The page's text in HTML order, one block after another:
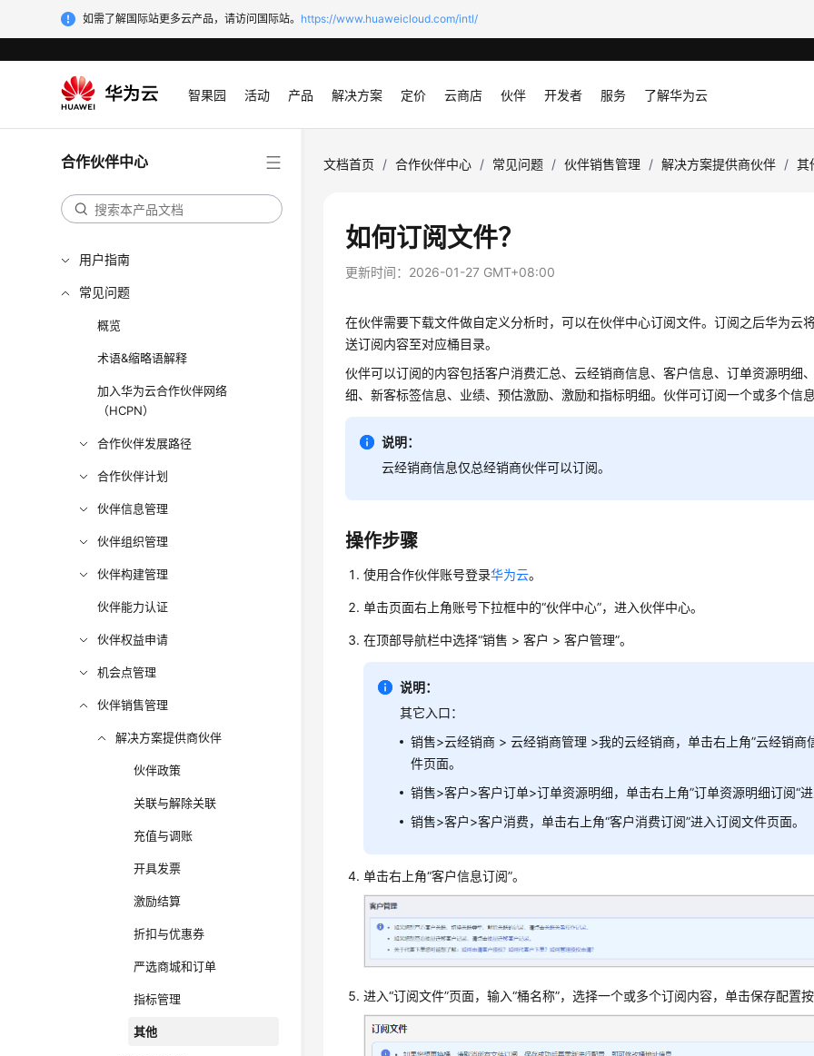
如需了解国际站更多云产品，请访问国际站。 https://www.huaweicloud.com/intl/
智果园 活动 产品 解决方案 定价 云商店 伙伴 开发者 服务 了解华为云
合作伙伴中心
用户指南
常见问题
概览
术语&缩略语解释
加入华为云合作伙伴网络
（HCPN）
合作伙伴发展路径
合作伙伴计划
伙伴信息管理
伙伴组织管理
伙伴构建管理
伙伴能力认证
伙伴权益申请
机会点管理
伙伴销售管理
解决方案提供商伙伴
伙伴政策
关联与解除关联
充值与调账
开具发票
激励结算
折扣与优惠券
严选商城和订单
指标管理
其他
文档首页 / 合作伙伴中心 / 常见问题 / 伙伴销售管理 / 解决方案提供商伙伴 / 其
如何订阅文件？
更新时间： 2026-01-27 GMT+08:00
在伙伴需要下载文件做自定义分析时，可以在伙伴中心订阅文件。订阅之后华为云
送订阅内容至对应桶目录。
伙伴可以订阅的内容包括客户消费汇总、云经销商信息、客户信息、订单资源明细
细、新客标签信息、业绩、预估激励、激励和指标明细。伙伴可订阅一个或多个信
说明：
云经销商信息仅总经销商伙伴可以订阅。
操作步骤
使用合作伙伴账号登录华为云。
单击页面右上角账号下拉框中的“伙伴中心”，进入伙伴中心。
在顶部导航栏中选择“销售 > 客户 > 客户管理”。
说明：
其它入口：
销售>云经销商 > 云经销商管理 >我的云经销商，单击右上角”云经销商
件页面。
销售>客户>客户订单>订单资源明细，单击右上角”订单资源明细订阅“
销售>客户>客户消费，单击右上角“客户消费订阅”进入订阅文件页面。
单击右上角“客户信息订阅”。
进入“订阅文件”页面，输入“桶名称”，选择一个或多个订阅内容，单击保存配置